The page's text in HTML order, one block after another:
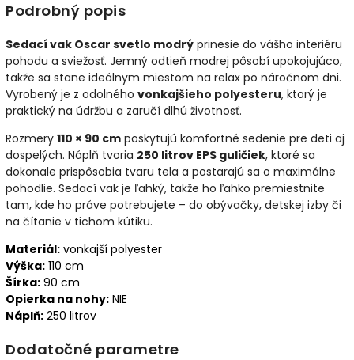
Podrobný popis
Sedací vak Oscar svetlo modrý prinesie do vášho interiéru
pohodu a sviežosť. Jemný odtieň modrej pôsobí upokojujúco,
takže sa stane ideálnym miestom na relax po náročnom dni.
Vyrobený je z odolného vonkajšieho polyesteru, ktorý je
praktický na údržbu a zaručí dlhú životnosť.
Rozmery 110 × 90 cm poskytujú komfortné sedenie pre deti aj
dospelých. Náplň tvoria 250 litrov EPS guličiek, ktoré sa
dokonale prispôsobia tvaru tela a postarajú sa o maximálne
pohodlie. Sedací vak je ľahký, takže ho ľahko premiestnite
tam, kde ho práve potrebujete – do obývačky, detskej izby či
na čítanie v tichom kútiku.
Materiál: vonkajší polyester
Výška: 110 cm
Šírka: 90 cm
Opierka na nohy: NIE
Náplň: 250 litrov
Dodatočné parametre